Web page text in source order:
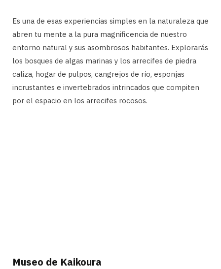
Es una de esas experiencias simples en la naturaleza que
abren tu mente a la pura magnificencia de nuestro
entorno natural y sus asombrosos habitantes. Explorarás
los bosques de algas marinas y los arrecifes de piedra
caliza, hogar de pulpos, cangrejos de río, esponjas
incrustantes e invertebrados intrincados que compiten
por el espacio en los arrecifes rocosos.
Museo de Kaikoura